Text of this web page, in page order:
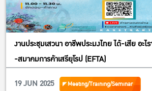
งานประชุมเสวนา อาชีพประมงไทย ได้-เสีย อะไ
-สมาคมการค้าเสรียุโรป (EFTA)
19 JUN 2025
Meeting/Training/Seminar